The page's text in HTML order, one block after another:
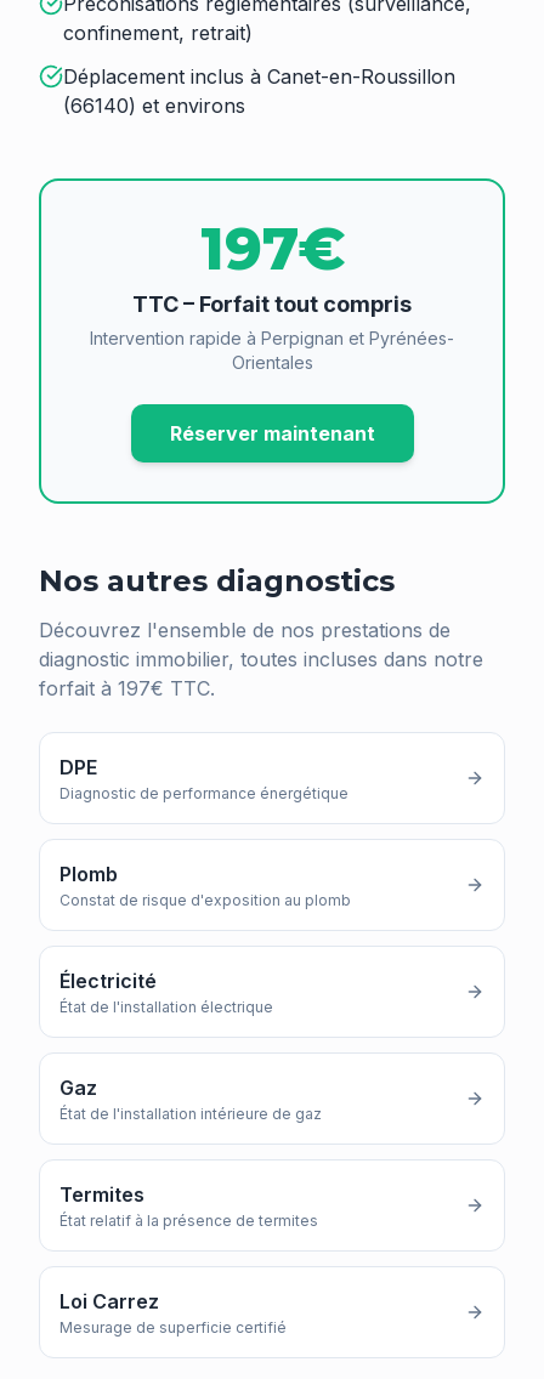
confinement, retrait)
Déplacement inclus à Canet-en-Roussillon
(66140) et environs
197€
TTC – Forfait tout compris
Intervention rapide à Perpignan et Pyrénées-
Orientales
Réserver maintenant
Nos autres diagnostics
Découvrez l'ensemble de nos prestations de
diagnostic immobilier, toutes incluses dans notre
forfait à 197€ TTC.
DPE
Diagnostic de performance énergétique
Plomb
Constat de risque d'exposition au plomb
Électricité
État de l'installation électrique
Gaz
État de l'installation intérieure de gaz
Termites
État relatif à la présence de termites
Loi Carrez
Mesurage de superficie certifié